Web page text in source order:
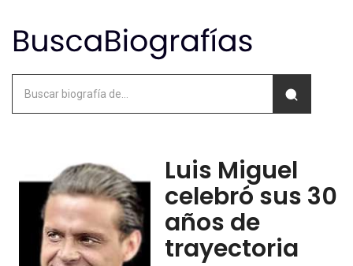
Luis Miguel
celebró sus 30
años de
trayectoria